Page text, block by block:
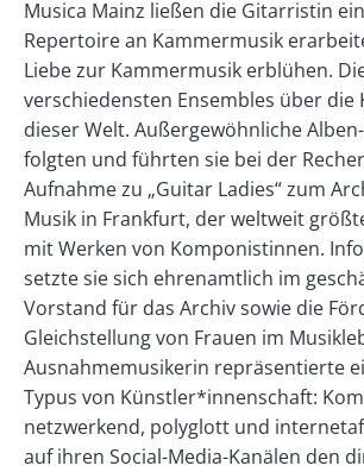
Musica Mainz ließen die Gitarristin
Repertoire an Kammermusik
Liebe zur Kammermusik erblühen.
verschiedensten Ensembles über
dieser Welt. Außergewöhnliche
folgten und führten sie bei der
Aufnahme zu „Guitar Ladies“ zum
Musik in Frankfurt, der weltweit
mit Werken von Komponistinnen.
setzte sie sich ehrenamtlich im
Vorstand für das Archiv sowie die
Gleichstellung von Frauen im
Ausnahmemusikerin repräsentierte
Typus von Künstler*innenschaft:
netzwerkend, polyglott und
auf ihren Social-Media-Kanälen den